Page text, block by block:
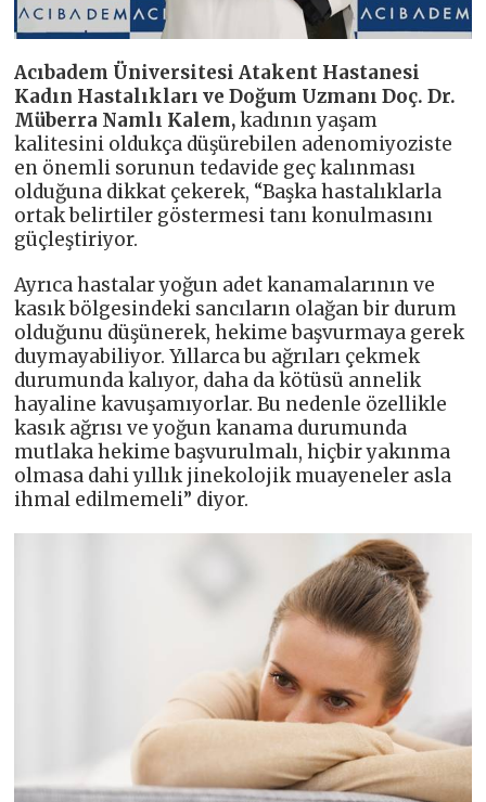
Acıbadem Üniversitesi Atakent Hastanesi
Kadın Hastalıkları ve Doğum Uzmanı Doç. Dr.
Müberra Namlı Kalem,kadının yaşam
kalitesini oldukça düşürebilen adenomiyoziste
en önemli sorunun tedavide geç kalınması
olduğuna dikkat çekerek, “Başka hastalıklarla
ortak belirtiler göstermesi tanı konulmasını
güçleştiriyor.
Ayrıca hastalar yoğun adet kanamalarının ve
kasık bölgesindeki sancıların olağan bir durum
olduğunu düşünerek, hekime başvurmaya gerek
duymayabiliyor. Yıllarca bu ağrıları çekmek
durumunda kalıyor, daha da kötüsü annelik
hayaline kavuşamıyorlar. Bu nedenle özellikle
kasık ağrısı ve yoğun kanama durumunda
mutlaka hekime başvurulmalı, hiçbir yakınma
olmasa dahi yıllık jinekolojik muayeneler asla
ihmal edilmemeli” diyor.